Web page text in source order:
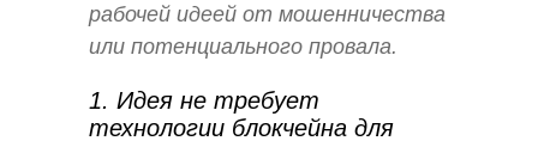
рабочей идеей от мошенничества
или потенциального провала.
1. Идея не требует
технологии блокчейна для